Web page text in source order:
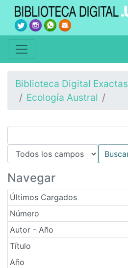
Biblioteca Digital Exactas
Ecología Austral
Navegar
Últimos Cargados
Número
Autor - Año
Título
Año